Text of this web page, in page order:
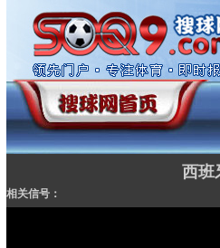
西班
相关信号：